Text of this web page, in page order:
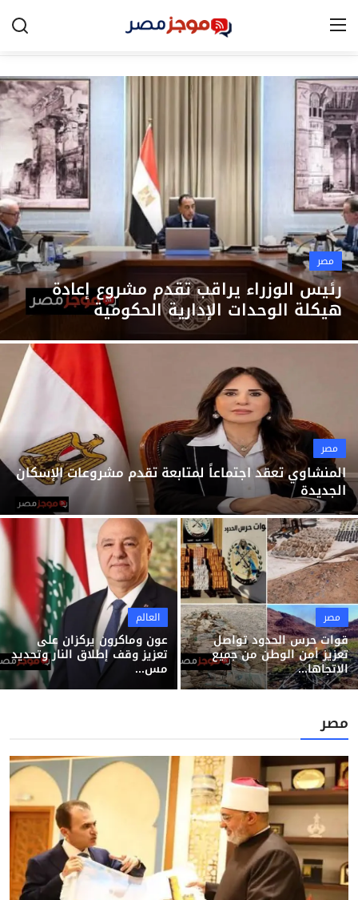
الرئيسية
مصر
الخليج
العالم
الرياضة
اقتصاد
تكنولوجيا
التعليم
منوعات
مصر
رئيس الوزراء يراقب تقدم مشروع إعادة
هيكلة الوحدات الإدارية الحكومية
مصر
المنشاوي تعقد اجتماعاً لمتابعة تقدم مشروعات الإسكان
الجديدة
مصر
قوات حرس الحدود تواصل
تعزيز أمن الوطن من جميع
الاتجاها...
العالم
عون وماكرون يركزان على
تعزيز وقف إطلاق النار وتحديد
مس...
مصر